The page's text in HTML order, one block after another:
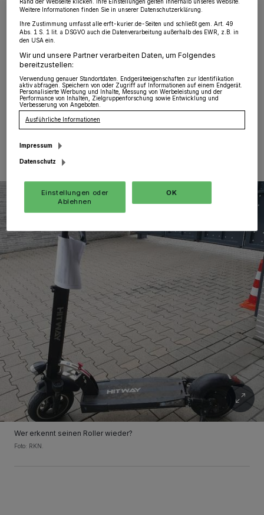
Südstadt· Polizeibeamte der Polizeiwache
Grevenbroich kontrollierten am Freitag auf der
Kolpingstraße in der Südstadt einen 23-jährigen
Grevenbroicher auf einem E-Scooter, da an diesem
kein Versicherungskennzeichen angebracht war.
18.10.2022 , 16:06 Uhr Eine Minute Lesezeit
Wer erkennt seinen Roller wieder?
Foto: RKN.
Rand der Webseite klicken. Ihre Einstellungen gelten innerhalb unseres Website.
Weitere Informationen finden Sie in unserer Datenschutzerklärung.
Ihre Zustimmung umfasst alle erft-kurier.de-Seiten und schließt gem. Art. 49
Abs. 1 S. 1 lit. a DSGVO auch die Datenverarbeitung außerhalb des EWR, z.B. in
den USA ein.
Wir und unsere Partner verarbeiten Daten, um Folgendes
bereitzustellen:
Verwendung genauer Standortdaten. Endgeräteeigenschaften zur Identifikation
aktiv abfragen. Speichern von oder Zugriff auf Informationen auf einem Endgerät.
Personalisierte Werbung und Inhalte, Messung von Werbeleistung und der
Performance von Inhalten, Zielgruppenforschung sowie Entwicklung und
Verbesserung von Angeboten.
Ausführliche Informationen
Impressum
Datenschutz
Einstellungen oder
Ablehnen
OK